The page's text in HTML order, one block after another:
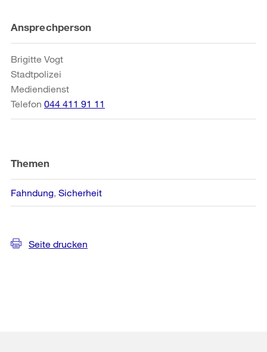
Weitere
Informationen
Ansprechperson
Brigitte Vogt
Stadtpolizei
Mediendienst
Telefon 044 411 91 11
Themen
Fahndung Sicherheit
Seite drucken